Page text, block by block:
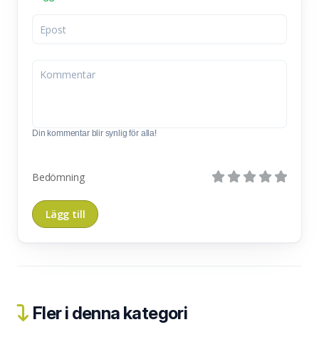
Din kommentar blir synlig för alla!
Bedömning
Fler i denna kategori